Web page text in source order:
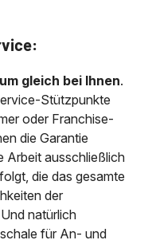
gleich bei Ihnen.
Stützpunkte
oder Franchise-
die Garantie
Arbeit ausschließlich
die das gesamte
der
natürlich
für An- und